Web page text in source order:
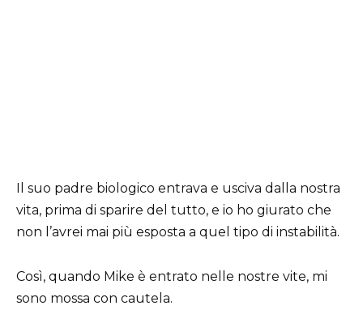
Il suo padre biologico entrava e usciva dalla nostra
vita, prima di sparire del tutto, e io ho giurato che
non l’avrei mai più esposta a quel tipo di instabilità.
Così, quando Mike è entrato nelle nostre vite, mi
sono mossa con cautela.